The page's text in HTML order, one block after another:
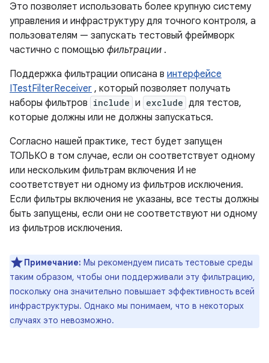
Это позволяет использовать более крупную систему
управления и инфраструктуру для точного контроля, а
пользователям — запускать тестовый фреймворк
частично с помощью фильтрации .
Поддержка фильтрации описана в интерфейсе
ITestFilterReceiver , который позволяет получать
наборы фильтров include и exclude для тестов,
которые должны или не должны запускаться.
Согласно нашей практике, тест будет запущен
ТОЛЬКО в том случае, если он соответствует одному
или нескольким фильтрам включения И не
соответствует ни одному из фильтров исключения.
Если фильтры включения не указаны, все тесты должны
быть запущены, если они не соответствуют ни одному
из фильтров исключения.
Примечание: Мы рекомендуем писать тестовые среды
таким образом, чтобы они поддерживали эту фильтрацию,
поскольку она значительно повышает эффективность всей
инфраструктуры. Однако мы понимаем, что в некоторых
случаях это невозможно.